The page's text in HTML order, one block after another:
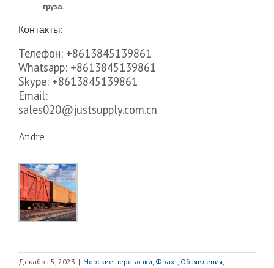
груза.
Контакты:
Телефон: +8613845139861
Whatsapp: +8613845139861
Skype: +8613845139861
Email:
sales020@justsupply.com.cn
Andre
Декабрь 5, 2023 | Морские перевозки, Фрахт, Объявления,